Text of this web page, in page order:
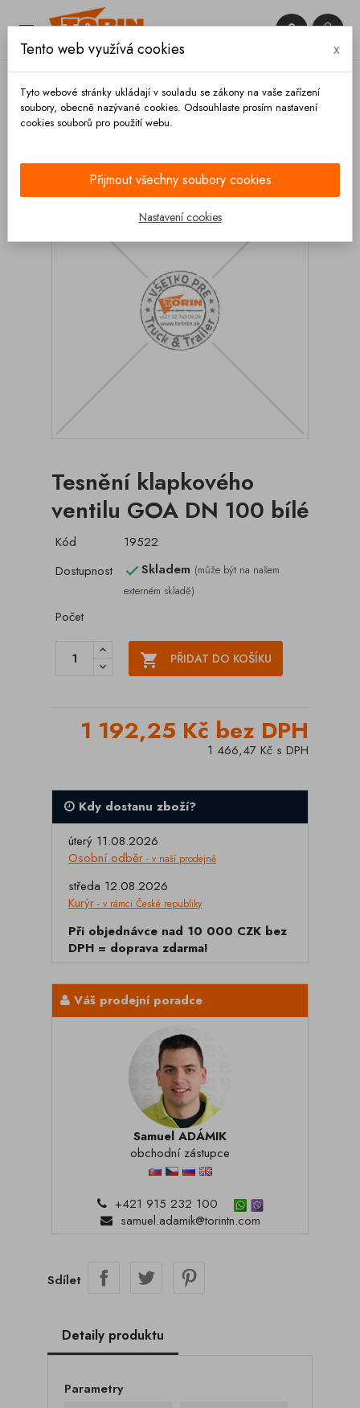
 

Tesnění klapkového
ventilu GOA DN 100 bílé
Kód
19522
Dostupnost
Skladem (může být na našem
externém skladě)
Počet
 PŘIDAT DO KOŠÍKU
1 192,25 Kč bez DPH
1 466,47 Kč s DPH
Kdy dostanu zboží?
úterý 11.08.2026
Osobní odběr - v naší prodejně
středa 12.08.2026
Kurýr - v rámci České republiky
Při objednávce nad 10 000 CZK bez
DPH = doprava zdarma!
Váš prodejní poradce
Samuel ADÁMIK
obchodní zástupce
+421 915 232 100
samuel.adamik@torintn.com
Sdílet
Detaily produktu
Parametry
Tento web využívá cookies x
Tyto webové stránky ukládají v souladu se zákony na vaše zařízení
soubory, obecně nazývané cookies. Odsouhlaste prosím nastavení
cookies souborů pro použití webu.
Přijmout všechny soubory cookies
Nastavení cookies